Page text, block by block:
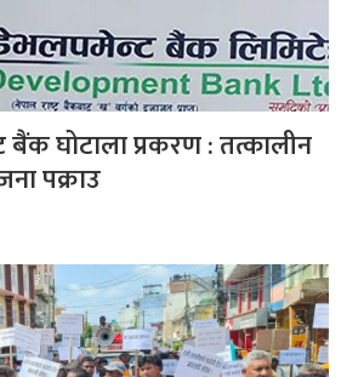
घोटाला प्रकरण : तत्कालीन
पक्राउ